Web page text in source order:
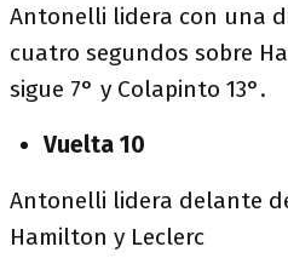
Antonelli lidera con una
cuatro segundos sobre
sigue 7° y Colapinto 13°.
Vuelta 10
Antonelli lidera delante
Hamilton y Leclerc